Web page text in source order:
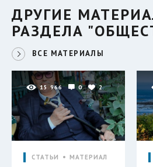
ДРУГИЕ
РАЗДЕЛА
ВСЕ МАТЕРИАЛЫ
15 966 0 2
СТАТЬИ МАТЕРИАЛ